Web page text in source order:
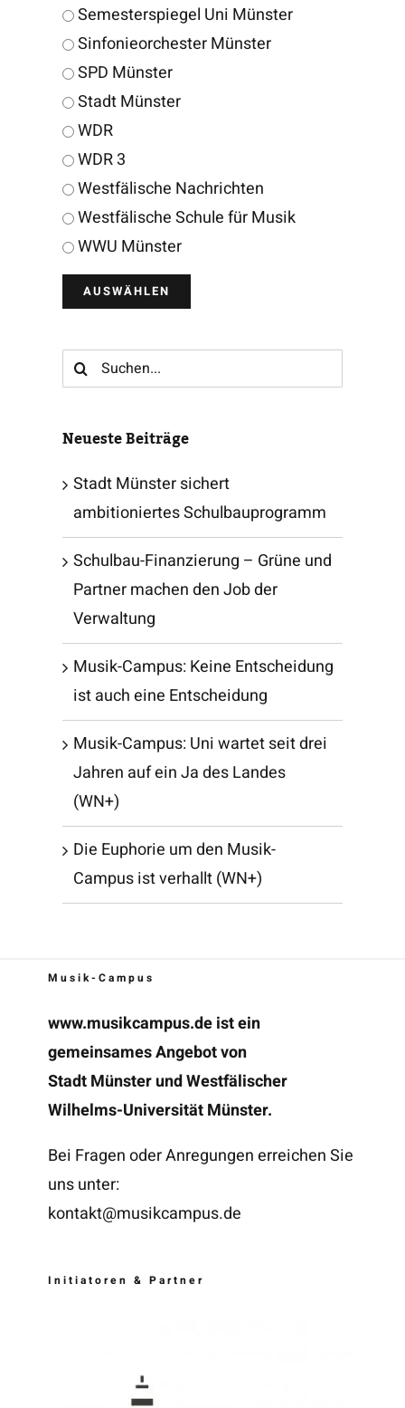
Semesterspiegel Uni Münster
Sinfonieorchester Münster
SPD Münster
Stadt Münster
WDR
WDR 3
Westfälische Nachrichten
Westfälische Schule für Musik
WWU Münster
Suche
nach:
Neueste Beiträge
Stadt Münster sichert
ambitioniertes Schulbauprogramm
Schulbau-Finanzierung – Grüne und
Partner machen den Job der
Verwaltung
Musik-Campus: Keine Entscheidung
ist auch eine Entscheidung
Musik-Campus: Uni wartet seit drei
Jahren auf ein Ja des Landes
(WN+)
Die Euphorie um den Musik-
Campus ist verhallt (WN+)
Musik-Campus
www.musikcampus.deist ein
gemeinsames Angebot von
Stadt Münster und Westfälischer
Wilhelms-Universität Münster.
Bei Fragen oder Anregungen erreichen Sie
uns unter:
kontakt@musikcampus.de
Initiatoren & Partner